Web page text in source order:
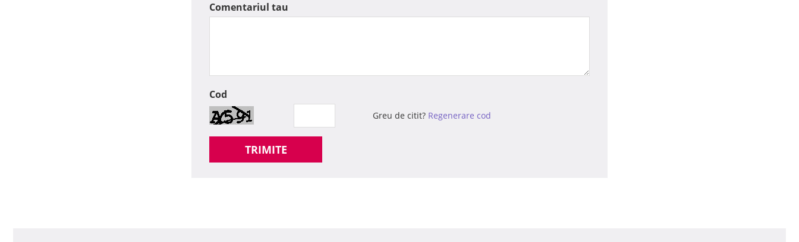
Comentariul tau
Cod
Greu de citit? Regenerare cod
TRIMITE